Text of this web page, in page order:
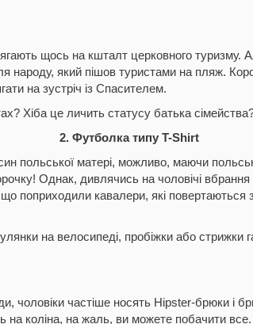
щось на кшталт церковного туризму.
народу, який пішов туристами на пляж.
на зустріч із Спасителем.
Хіба це личить статусу батька
2. Футболка типу T-Shirt
польської матері, можливо, маючи
Однак, дивлячись на чоловічі вбрання
що поприходили кавалери, які повертаються
на велосипеді, пробіжки або стрижки
чоловіки частіше носять Hipster-брюки і
на коліна, на жаль, ви можете побачити все.